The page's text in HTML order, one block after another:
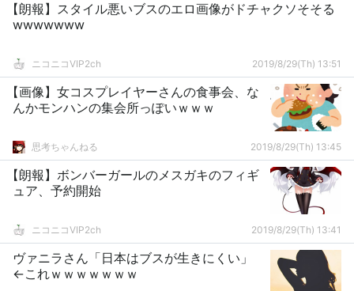
【朗報】スタイル悪いブスのエロ画像がドチャクソそそる
wwwwwww
ニコニコVIP2ch 2019/8/29(Th) 13:51
【画像】女コスプレイヤーさんの食事会、な
んかモンハンの集会所っぽいｗｗｗ
思考ちゃんねる 2019/8/29(Th) 13:45
【朗報】ボンバーガールのメスガキのフィギ
ュア、予約開始
ニコニコVIP2ch 2019/8/29(Th) 13:41
ヴァニラさん「日本はブスが生きにくい」
←これｗｗｗｗｗｗｗ